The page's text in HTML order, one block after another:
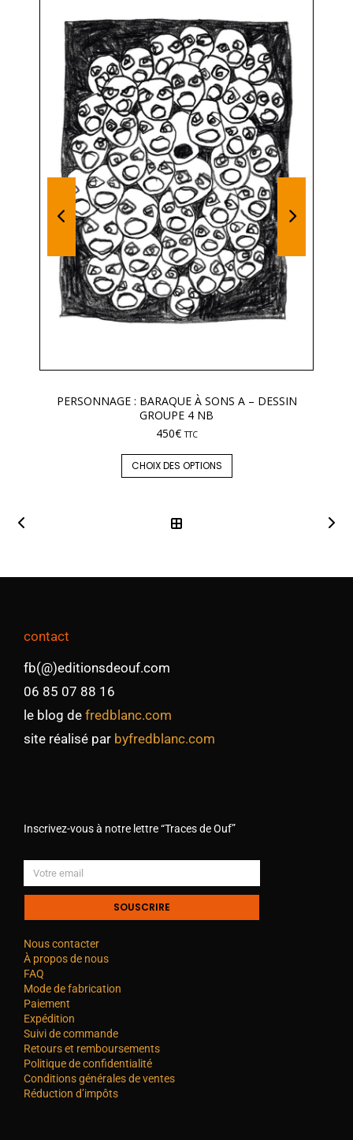
PERSONNAGE : BARAQUE À SONS A – DESSIN
GROUPE 4 NB
450€ TTC
CHOIX DES OPTIONS
contact
fb(@)editionsdeouf.com
06 85 07 88 16
le blog de fredblanc.com
site réalisé par byfredblanc.com
Inscrivez-vous à notre lettre “Traces de Ouf”
SOUSCRIRE
Nous contacter
À propos de nous
FAQ
Mode de fabrication
Paiement
Expédition
Suivi de commande
Retours et remboursements
Politique de confidentialité
Conditions générales de ventes
Réduction d’impôts